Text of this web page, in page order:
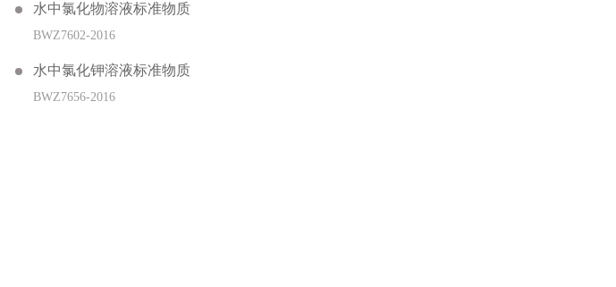
水中氯化物溶液标准物质
BWZ7602-2016
水中氯化钾溶液标准物质
BWZ7656-2016